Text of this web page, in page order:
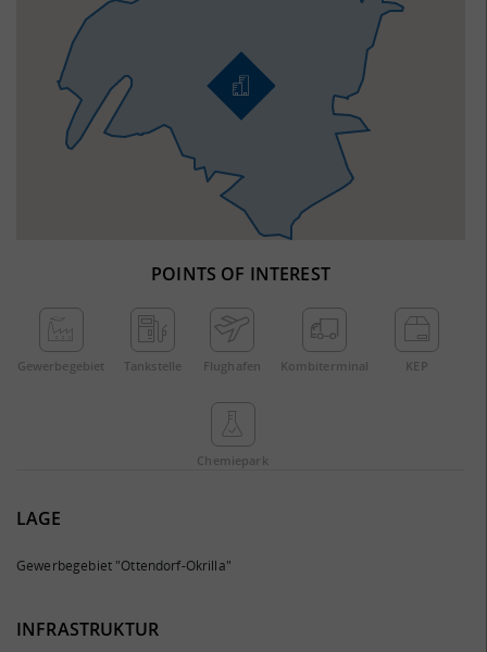
POINTS OF INTEREST
Gewerbe­gebiet Tankstelle Flughafen Kombi­terminal KEP
Chemie­park
LAGE
Gewerbegebiet "Ottendorf-Okrilla"
INFRASTRUKTUR